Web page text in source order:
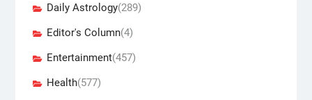
Daily Astrology(289)
Editor's Column(4)
Entertainment(457)
Health(577)